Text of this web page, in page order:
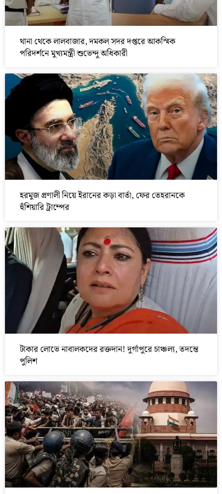
থানা থেকে লালবাজার, দমকল সদর দপ্তরে আকস্মিক
পরিদর্শনে মুখ্যমন্ত্রী শুভেন্দু অধিকারী
হরমুজ প্রণালী নিয়ে ইরানের কড়া বার্তা, ফের তেহরানকে
হুঁশিয়ারি ট্রাম্পের
টাকার লোভে নাবালকদের রক্তদান! দুর্গাপুরে চাঞ্চল্য, তদন্তে
পুলিশ